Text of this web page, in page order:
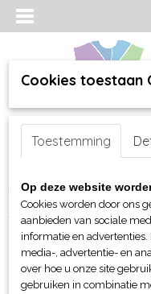
Inloggen Registreren
Home >webshop>Per
> Myrtle Beach 4 panelen
Cookies toestaan
Toestemming
Op deze website
Cookies worden door ons
aanbieden van sociale
informatie en
media-, advertentie- en
over hoe u onze site
gebruiken in combinatie